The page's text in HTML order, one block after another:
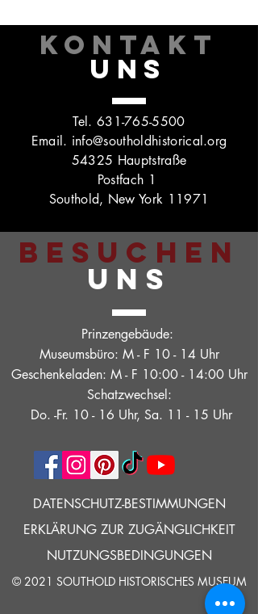
KONTAKT
UNS
Tel. 631-765-5500
Email. info@southoldhistorical.org
54325 Hauptstraße
Postfach 1
Southold, New York 11971
BESUCHEN
UNS
Prinzengebäude:
Museumsbüro: M - F 10 - 14 Uhr
Geschenkeladen: M - F 10:00 - 14:00 Uhr
Schatzwechsel:
Do. -Fr. 10 - 16 Uhr, Sa. 11 - 15 Uhr
DATENSCHUTZ-BESTIMMUNGEN
ERKLÄRUNG ZUR ZUGÄNGLICHKEIT
NUTZUNGSBEDINGUNGEN
© 2021 SOUTHOLD HISTORISCHES MUSEUM